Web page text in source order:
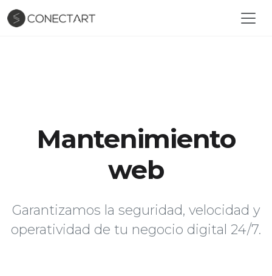
Mantenimiento
web
Garantizamos la seguridad, velocidad y
operatividad de tu negocio digital 24/7.